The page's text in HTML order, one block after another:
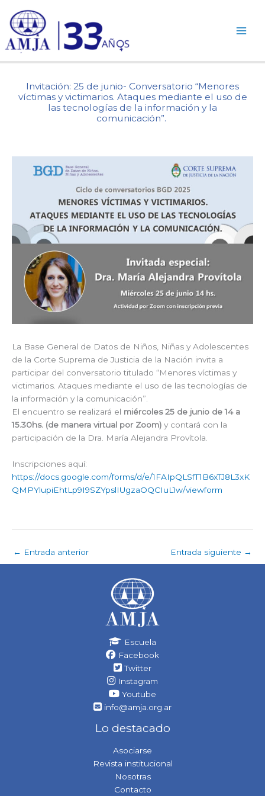
contenido
Invitación: 25 de junio- Conversatorio “Menores
víctimas y victimarios. Ataques mediante el uso de
las tecnologías de la información y la
comunicación”.
La Base General de Datos de Niños, Niñas y Adolescentes
de la Corte Suprema de Justicia de la Nación invita a
participar del conversatorio titulado “Menores víctimas y
victimarios. Ataques mediante el uso de las tecnologías de
la información y la comunicación”.
El encuentro se realizará el miércoles 25 de junio de 14 a
15.30hs. (de manera virtual por Zoom) y contará con la
participación de la Dra. María Alejandra Provítola.
Inscripciones aquí:
https://docs.google.com/forms/d/e/1FAIpQLSfT1B6xTJ8L3xK
QMPYlupiEhtLp9I9SZYpslIUgzaOQCIuL1w/viewform
← Entrada anterior Entrada siguiente →
Escuela
Facebook
Twitter
Instagram
Youtube
info@amja.org.ar
Lo destacado
Asociarse
Revista institucional
Nosotras
Contacto